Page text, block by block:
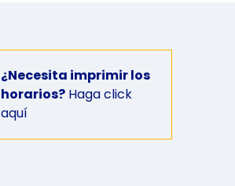
¿Necesita imprimir los
horarios?Haga click
aquí